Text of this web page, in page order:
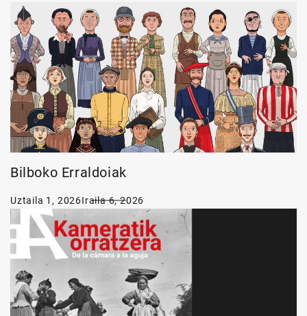
Bilboko Erraldoiak
Uztaila 1, 2026Iraila 6, 2026